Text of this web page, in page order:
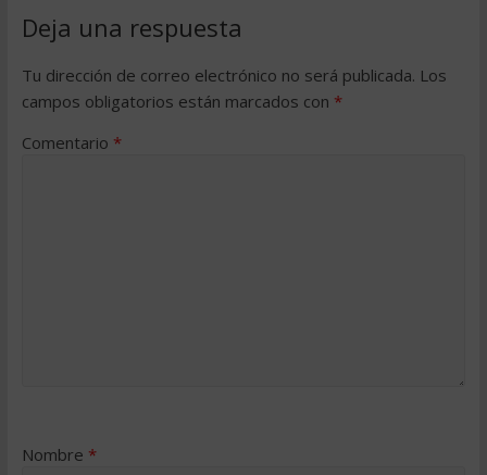
Deja una respuesta
Tu dirección de correo electrónico no será publicada. Los
campos obligatorios están marcados con *
Comentario *
Nombre *